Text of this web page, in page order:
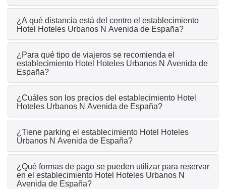
¿A qué distancia está del centro el establecimiento
Hotel Hoteles Urbanos N Avenida de España?
¿Para qué tipo de viajeros se recomienda el
establecimiento Hotel Hoteles Urbanos N Avenida de
España?
¿Cuáles son los precios del establecimiento Hotel
Hoteles Urbanos N Avenida de España?
¿Tiene parking el establecimiento Hotel Hoteles
Urbanos N Avenida de España?
¿Qué formas de pago se pueden utilizar para reservar
en el establecimiento Hotel Hoteles Urbanos N
Avenida de España?